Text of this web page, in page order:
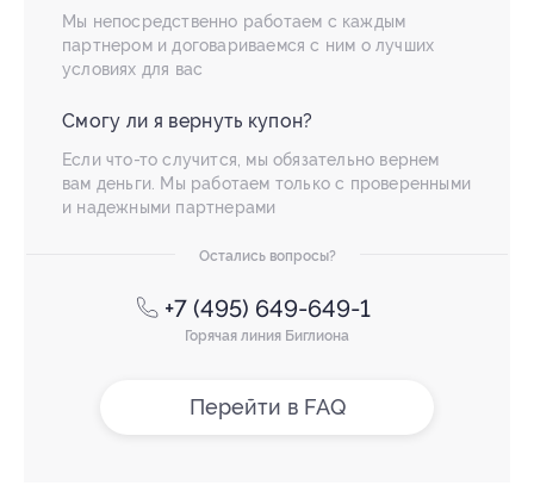
Мы непосредственно работаем с каждым
партнером и договариваемся с ним о лучших
условиях для вас
Смогу ли я вернуть купон?
Если что-то случится, мы обязательно вернем
вам деньги. Мы работаем только с проверенными
и надежными партнерами
Остались вопросы?
+7 (495) 649-649-1
Горячая линия Биглиона
Перейти в FAQ